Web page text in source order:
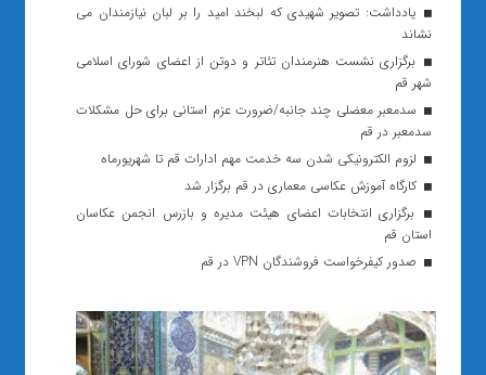
یادداشت: تصویر شهیدی که لبخند امید را بر لبان نیازمندان می
نشاند
برگزاری نشست هنرمندان تئاتر و دوتن از اعضای شورای اسلامی
شهر قم
سدمعبر معضلی چند جانبه/ضرورت عزم استانی برای حل مشکلات
سدمعبر در قم
لزوم الکترونیکی شدن سه خدمت مهم ادارات قم تا شهریورماه
کارگاه آموزش عکاسی معماری در قم برگزار شد
برگزاری انتخابات اعضای هیئت مدیره و بازرس انجمن عکاسان
استان قم
صدور کیفرخواست فروشندگان VPN در قم